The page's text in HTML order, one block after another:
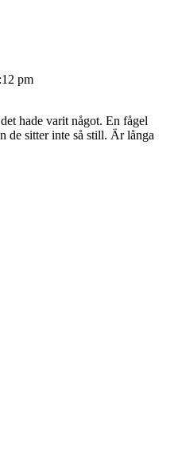
pm
hade varit något. En fågel
de sitter inte så still. Är långa